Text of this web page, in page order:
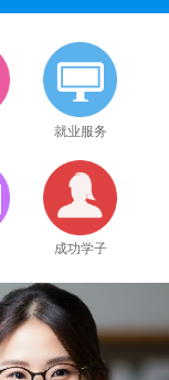
就业服务
成功学子